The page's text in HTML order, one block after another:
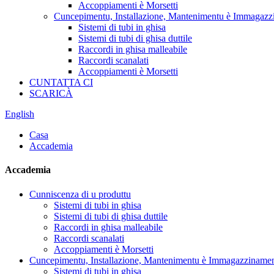
Accoppiamenti è Morsetti
Cuncepimentu, Installazione, Mantenimentu è
Sistemi di tubi in ghisa
Sistemi di tubi di ghisa duttile
Raccordi in ghisa malleabile
Raccordi scanalati
Accoppiamenti è Morsetti
CUNTATTA CI
SCARICÀ
English
Casa
Accademia
Accademia
Cunniscenza di u produttu
Sistemi di tubi in ghisa
Sistemi di tubi di ghisa duttile
Raccordi in ghisa malleabile
Raccordi scanalati
Accoppiamenti è Morsetti
Cuncepimentu, Installazione, Mantenimentu è
Sistemi di tubi in ghisa